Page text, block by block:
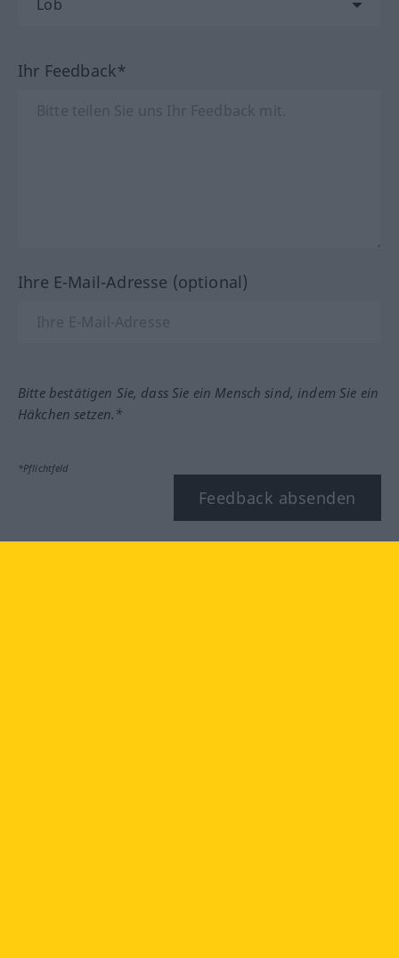
Ihr Feedback*
Ihre E-Mail-Adresse (optional)
Bitte bestätigen Sie, dass Sie ein Mensch sind, indem Sie ein
Häkchen setzen.*
*Pflichtfeld
Feedback absenden